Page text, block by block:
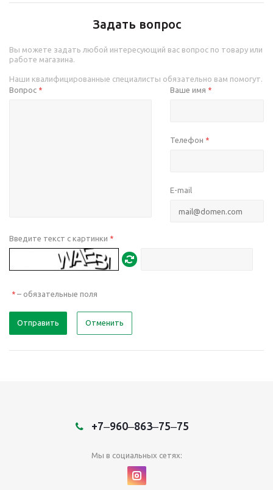
Задать вопрос
Вы можете задать любой интересующий вас вопрос по товару или
работе магазина.
Наши квалифицированные специалисты обязательно вам помогут.
Вопрос * Ваше имя *
Телефон *
E-mail
Введите текст с картинки *
* – обязательные поля
Отправить Отменить
+7‒960‒863‒75‒75
Мы в социальных сетях: